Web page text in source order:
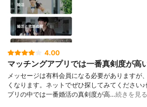
4.00
マッチングアプリでは一番真剣度が高
メッセージは有料会員になる必要がありますが
くなります。ネットでぜひ探してみてください
プリの中では一番婚活の真剣度が高…続きを見る